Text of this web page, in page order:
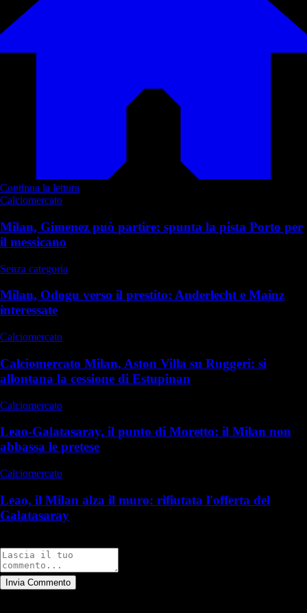
Continua la lettura
Calciomercato
Milan, Gimenez può partire: spunta la pista Porto per
il messicano
Senza categoria
Milan, Odogu verso il prestito: Anderlecht e Mainz
interessate
Calciomercato
Calciomercato Milan, Aston Villa su Ruggeri: si
allontana la cessione di Estupinan
Calciomercato
Leao-Galatasaray, il punto di Moretto: il Milan non
abbassa le pretese
Calciomercato
Leao, il Milan alza il muro: rifiutata l'offerta del
Galatasaray
Invia Commento